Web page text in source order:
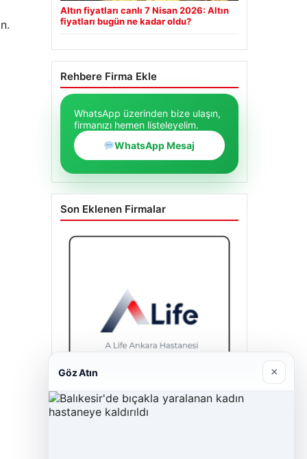
Altın fiyatları canlı 7 Nisan 2026: Altın
fiyatları bugün ne kadar oldu?
Rehbere Firma Ekle
WhatsApp üzerinden bize ulaşın,
firmanızı hemen listeleyelim.
WhatsApp Mesaj
Son Eklenen Firmalar
A Life Ankara Hastanesi
Göz Atın ×